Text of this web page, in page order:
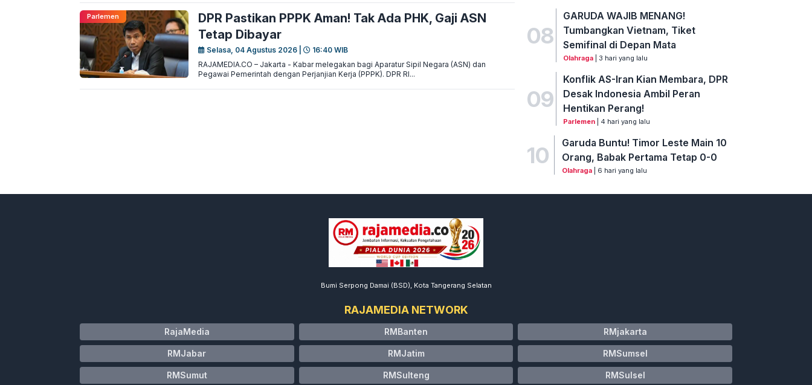
Parlemen
DPR Pastikan PPPK Aman! Tak Ada PHK, Gaji ASN
Tetap Dibayar
Selasa, 04 Agustus 2026 |
16:40 WIB
RAJAMEDIA.CO – Jakarta - Kabar melegakan bagi Aparatur Sipil Negara (ASN) dan
Pegawai Pemerintah dengan Perjanjian Kerja (PPPK). DPR RI...
08
GARUDA WAJIB MENANG!
Tumbangkan Vietnam, Tiket
Semifinal di Depan Mata
Olahraga | 3 hari yang lalu
09
Konflik AS-Iran Kian Membara, DPR
Desak Indonesia Ambil Peran
Hentikan Perang!
Parlemen | 4 hari yang lalu
10
Garuda Buntu! Timor Leste Main 10
Orang, Babak Pertama Tetap 0-0
Olahraga| 6 hari yang lalu
Bumi Serpong Damai (BSD), Kota Tangerang Selatan
RAJAMEDIA NETWORK
RajaMedia RMBanten RMjakarta
RMJabar RMJatim RMSumsel
RMSumut RMSulteng RMSulsel